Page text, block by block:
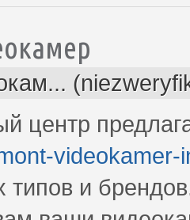
центр
videokamer-
типов и